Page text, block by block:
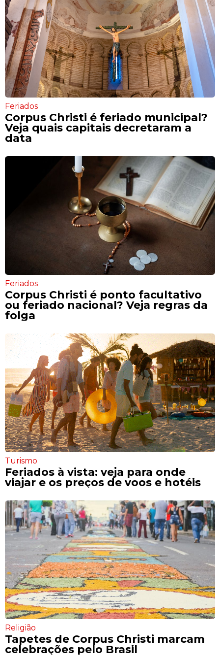
Feriados
Corpus Christi é feriado municipal?
Veja quais capitais decretaram a
data
Feriados
Corpus Christi é ponto facultativo
ou feriado nacional? Veja regras da
folga
Turismo
Feriados à vista: veja para onde
viajar e os preços de voos e hotéis
Religião
Tapetes de Corpus Christi marcam
celebrações pelo Brasil